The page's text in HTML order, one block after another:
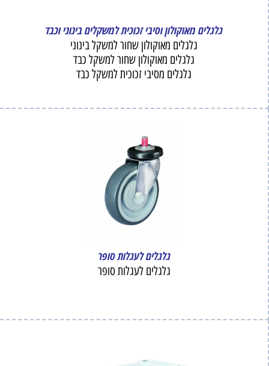
גלגלים מאוקולון וסיבי זכוכית למשקלים בינוני וכבד
גלגלים מאוקולון שחור למשקל בינוני
גלגלים מאוקולון שחור למשקל כבד
גלגלים מסיבי זכוכית למשקל כבד
גלגלים לעגלות סופר
גלגלים לעגלות סופר